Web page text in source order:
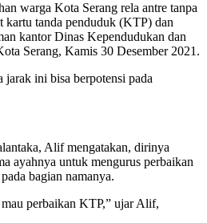
warga Kota Serang rela antre tanpa
kartu tanda penduduk (KTP) dan
kantor Dinas Kependudukan dan
Serang, Kamis 30 Desember 2021.
jarak ini bisa berpotensi pada
Alif mengatakan, dirinya
ayahnya untuk mengurus perbaikan
bagian namanya.
perbaikan KTP,” ujar Alif,